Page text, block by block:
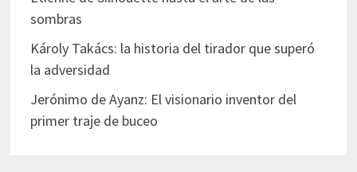
sombras
Károly Takács: la historia del tirador que superó
la adversidad
Jerónimo de Ayanz: El visionario inventor del
primer traje de buceo